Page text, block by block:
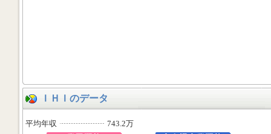
ＩＨＩのデータ
平均年収 743.2万